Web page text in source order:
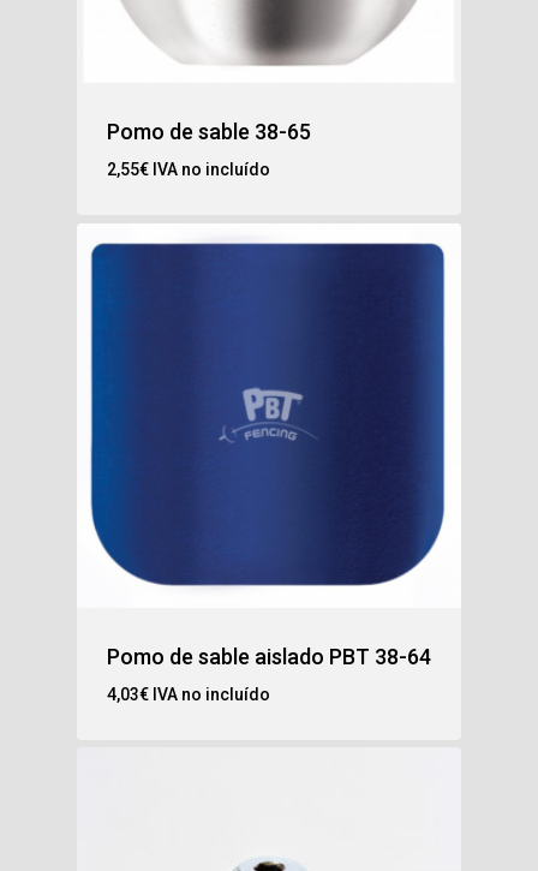
Pomo de sable 38-65
2,55€ IVA no incluído
Pomo de sable aislado PBT 38-64
4,03€ IVA no incluído